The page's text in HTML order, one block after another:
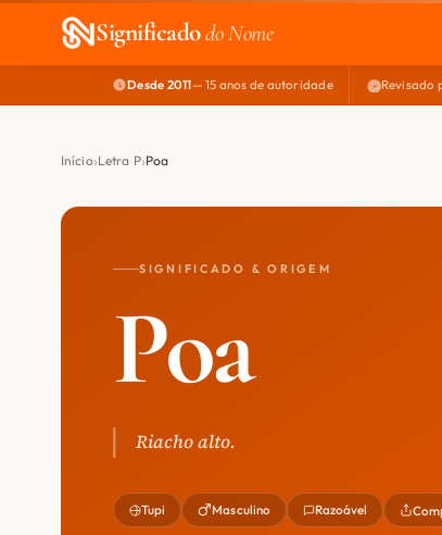
Significadodo Nome
Desde 2011— 15 anos de autoridade Revisado
Início Letra P Poa
SIGNIFICADO & ORIGEM
Poa
Riacho alto.
Tupi Masculino Razoável